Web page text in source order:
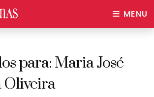
MENU
para:Maria José
Oliveira